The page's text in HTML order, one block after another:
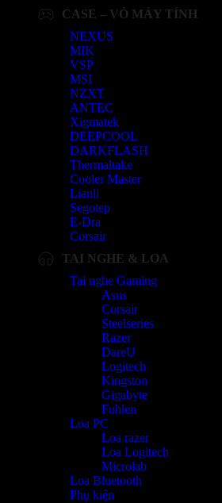
CASE – VỎ MÁY TÍNH
NEXUS
MIK
VSP
MSI
NZXT
ANTEC
Xigmatek
DEEPCOOL
DARKFLASH
Thermaltake
Cooler Master
Lianli
Segotep
E-Dra
Corsair
TAI NGHE & LOA
Tai nghe Gaming
Asus
Corsair
Steelseries
Razer
DareU
Logitech
Kingston
Gigabyte
Fuhlen
Loa PC
Loa razer
Loa Logitech
Microlab
Loa Bluetooth
Phụ kiện